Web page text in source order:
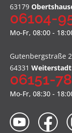
63179
06104-
Mo-Fr, 08:00 -
Gutenbergstraße
64331 Weiterstadt
06151-
Mo-Fr, 08:30 -